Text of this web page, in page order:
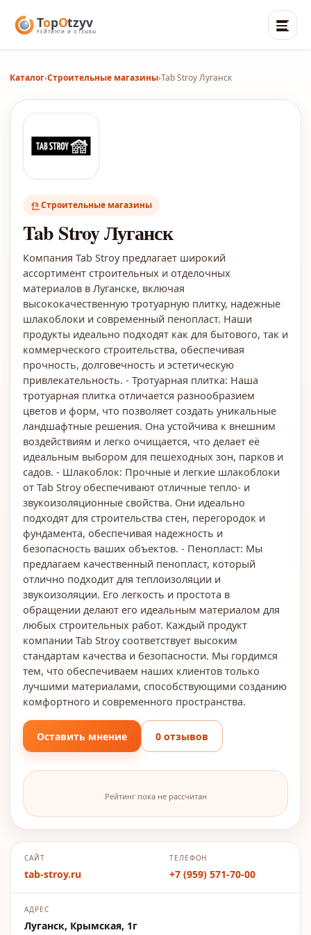
Каталог›Строительные магазины›Tab Stroy Луганск
Строительные магазины
Tab Stroy Луганск
Компания Tab Stroy предлагает широкий
ассортимент строительных и отделочных
материалов в Луганске, включая
высококачественную тротуарную плитку, надежные
шлакоблоки и современный пенопласт. Наши
продукты идеально подходят как для бытового, так и
коммерческого строительства, обеспечивая
прочность, долговечность и эстетическую
привлекательность. - Тротуарная плитка: Наша
тротуарная плитка отличается разнообразием
цветов и форм, что позволяет создать уникальные
ландшафтные решения. Она устойчива к внешним
воздействиям и легко очищается, что делает её
идеальным выбором для пешеходных зон, парков и
садов. - Шлакоблок: Прочные и легкие шлакоблоки
от Tab Stroy обеспечивают отличные тепло- и
звукоизоляционные свойства. Они идеально
подходят для строительства стен, перегородок и
фундамента, обеспечивая надежность и
безопасность ваших объектов. - Пенопласт: Мы
предлагаем качественный пенопласт, который
отлично подходит для теплоизоляции и
звукоизоляции. Его легкость и простота в
обращении делают его идеальным материалом для
любых строительных работ. Каждый продукт
компании Tab Stroy соответствует высоким
стандартам качества и безопасности. Мы гордимся
тем, что обеспечиваем наших клиентов только
лучшими материалами, способствующими созданию
комфортного и современного пространства.
Оставить мнение 0 отзывов
Рейтинг пока не рассчитан
САЙТ
tab-stroy.ru
ТЕЛЕФОН
+7 (959) 571-70-00
АДРЕС
Луганск, Крымская, 1г